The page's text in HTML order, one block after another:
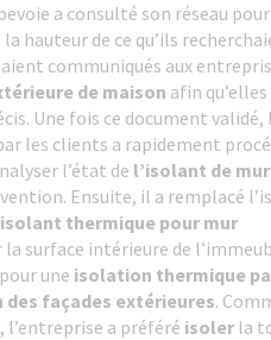
a consulté son réseau pour
hauteur de ce qu’ils
communiqués aux
de maison afin qu’elles
Une fois ce document validé,
les clients a rapidement
l’état de l’isolant de mur
Ensuite, il a remplacé
thermique pour mur
la surface intérieure de
une isolation thermique
des façades extérieures.
l’entreprise a préféré isoler la